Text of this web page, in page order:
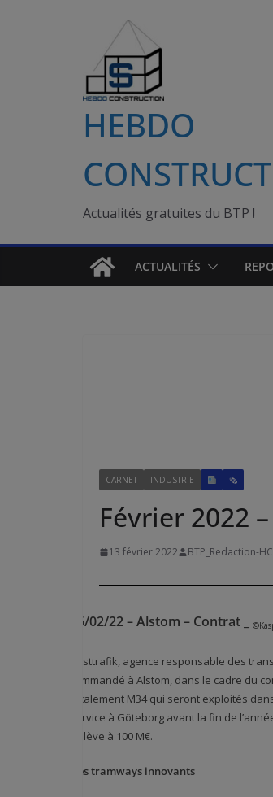
HEBDO
Actualités gratuites du BTP !
ACTUALITÉS
CARNET INDUSTRIE 🗞
Février 2022
13 février 2022 BTP_Redaction-HC
15/02/22 – Alstom – Contrat_
Västtrafik, agence responsable des
commandé à Alstom, dans le cadre du
localement M34 qui seront exploités
service à Göteborg avant la fin de
s’élève à 100 M€.
Des tramways innovants